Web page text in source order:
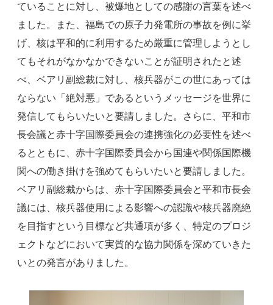
ていることに対し、被爆地としての感謝の言葉を述べ
ました。また、福島での原子力発電所の事故を例に挙
げ、核は平和的に利用するため厳重に管理しようとし
てもそれがなかなかできないことが証明されたと述
べ、ベアリ副総裁に対し、核兵器がこの世にあっては
ならない「絶対悪」であるというメッセージを世界に
発信してもらいたいと要請しました。さらに、平和市
長会議と赤十字国際委員会の連携強化の必要性を述べ
るとともに、赤十字国際委員会から国連や関係国際機
関への働き掛けを強めてもらいたいと要請しました。
ベアリ副総裁からは、赤十字国際委員会と平和市長会
議には、核兵器使用による影響への認識や核兵器廃絶
を目指すという目標など共通項が多く、特定のプロジ
ェクトなどにおいて実質的な協力関係を深めていきた
いとの発言がありました。